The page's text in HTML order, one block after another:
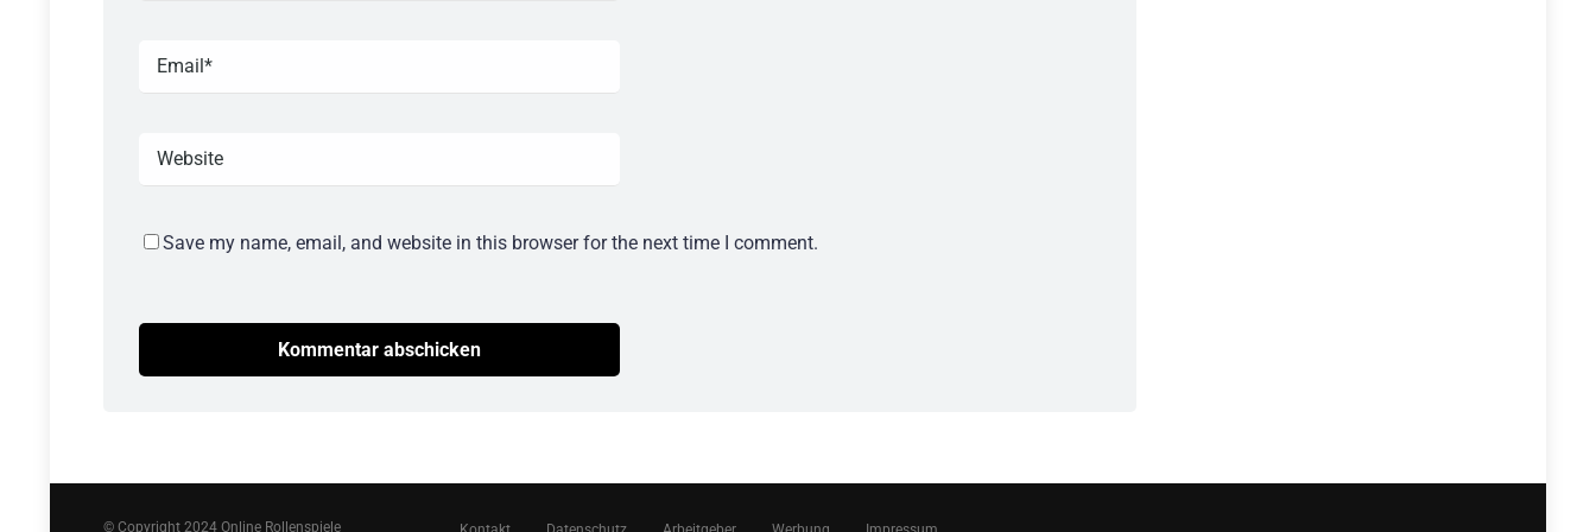
Save my name, email, and website in this browser for the next time I comment.
© Copyright 2024 Online Rollenspiele